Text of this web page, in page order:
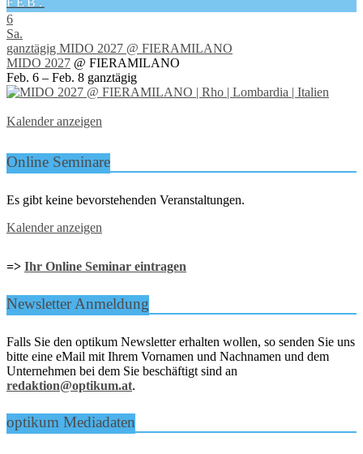
6
Sa.
ganztägig MIDO 2027 @ FIERAMILANO
MIDO 2027 @ FIERAMILANO
Feb. 6 – Feb. 8 ganztägig
Kalender anzeigen
Online Seminare
Es gibt keine bevorstehenden Veranstaltungen.
Kalender anzeigen
=> Ihr Online Seminar eintragen
Newsletter Anmeldung
Falls Sie den optikum Newsletter erhalten wollen, so senden Sie uns
bitte eine eMail mit Ihrem Vornamen und Nachnamen und dem
Unternehmen bei dem Sie beschäftigt sind an
redaktion@optikum.at.
optikum Mediadaten